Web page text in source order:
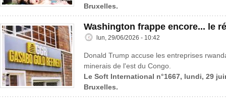
Bruxelles.
Washington frappe encore... le
lun, 29/06/2026 - 10:42
Donald Trump accuse les entreprises
minerais de l'est du Congo.
Le Soft International n°1667, lundi, 29
Bruxelles.